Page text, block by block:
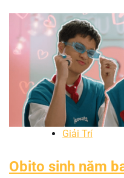
Giải Trí
Obito sinh năm